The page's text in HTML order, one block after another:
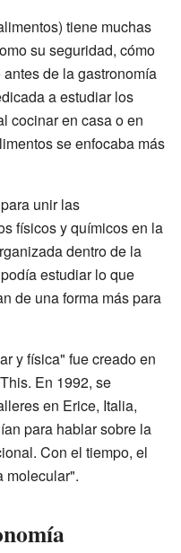
tiene muchas
su seguridad, cómo
de la gastronomía
a estudiar los
cocinar en casa o en
se enfocaba más
unir las
físicos y químicos en la
dentro de la
estudiar lo que
de una forma más para
y física" fue creado en
En 1992, se
en Erice, Italia,
para hablar sobre la
Con el tiempo, el
molecular".